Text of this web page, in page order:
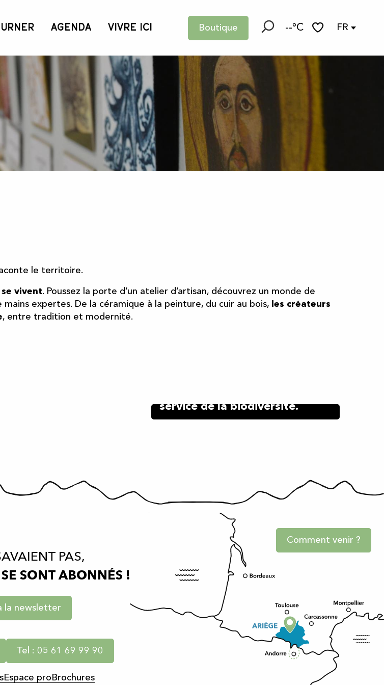
Boutique --°C FR
AGENDA VIVRE ICI
aux favoris
le territoire.
vivent. Poussez la porte d’un atelier d’artisan, découvrez un monde de
expertes. De la céramique à la peinture, du cuir au bois, les créateurs
, entre tradition et modernité.
service de la biodiversité.
PAS,
SONT ABONNÉS !
la newsletter
Tel : 05 61 69 99 90
Espace pro Brochures
Comment venir ?